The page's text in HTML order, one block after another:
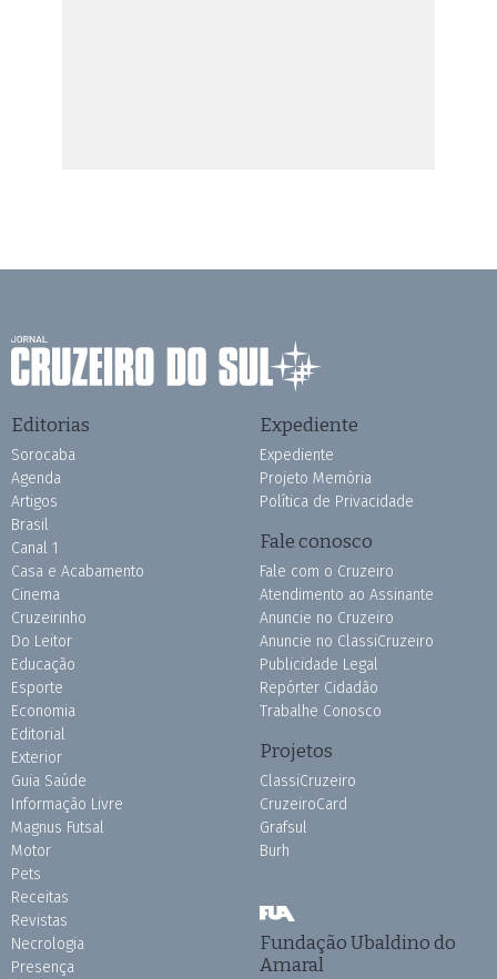
Editorias
Sorocaba
Agenda
Artigos
Brasil
Canal 1
Casa e Acabamento
Cinema
Cruzeirinho
Do Leitor
Educação
Esporte
Economia
Editorial
Exterior
Guia Saúde
Informação Livre
Magnus Futsal
Motor
Pets
Receitas
Revistas
Necrologia
Presença
Expediente
Expediente
Projeto Memória
Política de Privacidade
Fale conosco
Fale com o Cruzeiro
Atendimento ao Assinante
Anuncie no Cruzeiro
Anuncie no ClassiCruzeiro
Publicidade Legal
Repórter Cidadão
Trabalhe Conosco
Projetos
ClassiCruzeiro
CruzeiroCard
Grafsul
Burh
Fundação Ubaldino do
Amaral